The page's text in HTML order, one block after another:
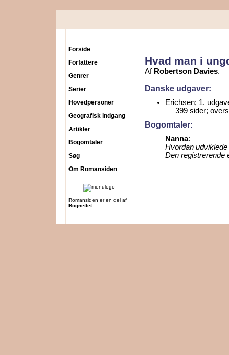
Forside
Forfattere
Genrer
Serier
Hovedpersoner
Geografisk indgang
Artikler
Bogomtaler
Søg
Om Romansiden
Romansiden er en del af
Bognettet
Hvad man i
Af Robertson Davies.
Danske udgaver:
Erichsen; 1.
399 sider;
Bogomtaler:
Nanna:
Hvordan
Den registrerende